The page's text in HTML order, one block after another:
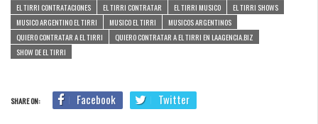
EL TIRRI CONTRATACIONES
EL TIRRI CONTRATAR EL TIRRI MUSICO
EL TIRRI SHOWS
MUSICO ARGENTINO EL TIRRI
MUSICO EL TIRRI
MUSICOS ARGENTINOS
QUIERO CONTRATAR A EL TIRRI
QUIERO CONTRATAR A EL TIRRI EN LAAGENCIA.BIZ
SHOW DE EL TIRRI
SHARE ON: Facebook Twitter